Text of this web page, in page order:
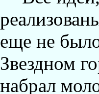
еще не
Звездном
набрал